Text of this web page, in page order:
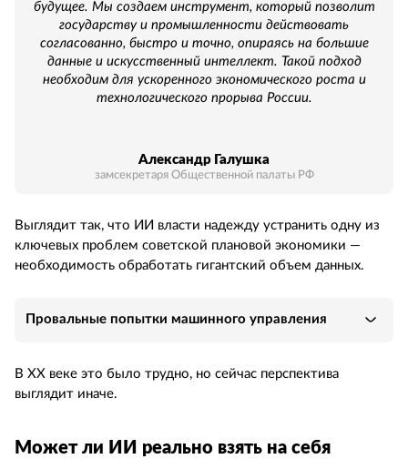
будущее. Мы создаем инструмент, который позволит
государству и промышленности действовать
согласованно, быстро и точно, опираясь на большие
данные и искусственный интеллект. Такой подход
необходим для ускоренного экономического роста и
технологического прорыва России.
Александр Галушка
замсекретаря Общественной палаты РФ
Выглядит так, что ИИ власти надежду устранить одну из
ключевых проблем советской плановой экономики —
необходимость обработать гигантский объем данных.
Провальные попытки машинного управления
В ХХ веке это было трудно, но сейчас перспектива
выглядит иначе.
Может ли ИИ реально взять на себя